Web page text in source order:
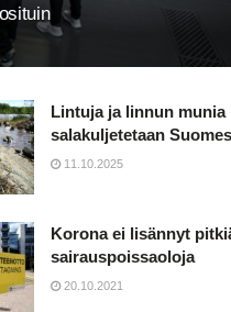
Lintuja ja linnun munia
salakuljetetaan
11.10.2025
Korona ei lisännyt
sairauspoissaoloja
20.10.2021